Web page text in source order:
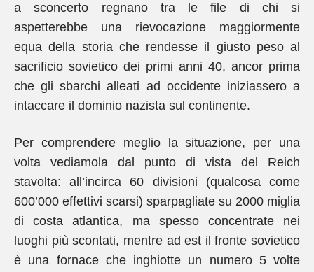
a sconcerto regnano tra le file di chi si
aspetterebbe una rievocazione maggiormente
equa della storia che rendesse il giusto peso al
sacrificio sovietico dei primi anni 40, ancor prima
che gli sbarchi alleati ad occidente iniziassero a
intaccare il dominio nazista sul continente.
Per comprendere meglio la situazione, per una
volta vediamola dal punto di vista del Reich
stavolta: all’incirca 60 divisioni (qualcosa come
600’000 effettivi scarsi) sparpagliate su 2000 miglia
di costa atlantica, ma spesso concentrate nei
luoghi più scontati, mentre ad est il fronte sovietico
è una fornace che inghiotte un numero 5 volte